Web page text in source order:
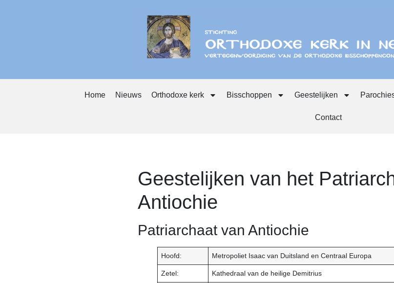
Home Nieuws Orthodoxe kerk Bisschoppen Geestelijken
Contact
Geestelijken van het
Antiochie
Patriarchaat van Antiochie
Hoofd: Metropoliet Isaac van Duitsland en Centraal Europa
Zetel: Kathedraal van de heilige Demitrius